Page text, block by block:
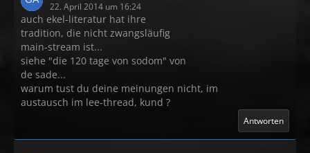
22. April 2014 um 16:24
auch ekel-literatur hat ihre
tradition, die nicht zwangsläufig
main-stream ist...
siehe "die 120 tage von sodom" von
de sade...
warum tust du deine meinungen nicht, im
austausch im lee-thread, kund ?
Antworten